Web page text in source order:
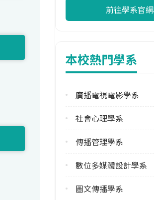
14,590 元/學期
100.00%
校際選課人數
113學年度下學期
113學年度上學期
前往學系官網
本校熱門學系
廣播電視電影學系
社會心理學系
傳播管理學系
數位多媒體設計學系
圖文傳播學系